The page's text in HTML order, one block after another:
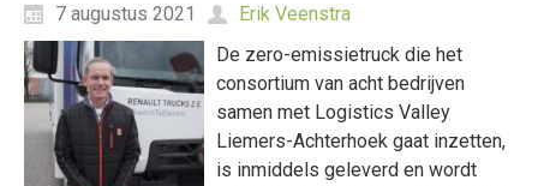
7 augustus 2021
Erik Veenstra
De zero-emissietruck die het
consortium van acht bedrijven
samen met Logistics Valley
Liemers-Achterhoek gaat inzetten,
is inmiddels geleverd en wordt